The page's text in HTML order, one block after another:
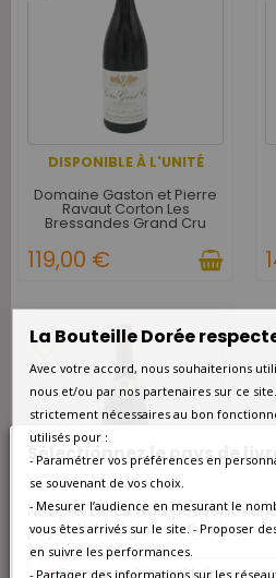
Sélectionnez le pays de
Nos prix et les frais peuvent
pays/de la région de livraison.
France métropolitaine
DISPONIBLE À L'UNITÉ
Domaine Gaston et Pierre
Ravaut Corton Les
Bressandes Grand Cru
119,00 €
DISPONIBLE À L'UNITÉ
favorite_border
Domaine Faiveley Corton
Clos des Cortons Grand
La Bouteille Dorée
Avec votre accord, nous souhaiterions
nous et/ou par nos partenaires sur ce
strictement nécessaires au bon
utilisés pour :
- Paramétrer vos préférences en
se souvenant de vos choix.
- Mesurer l’audience en mesurant le
vous êtes arrivés sur le site. - Proposer
en suivre les performances.
- Partager des informations sur les